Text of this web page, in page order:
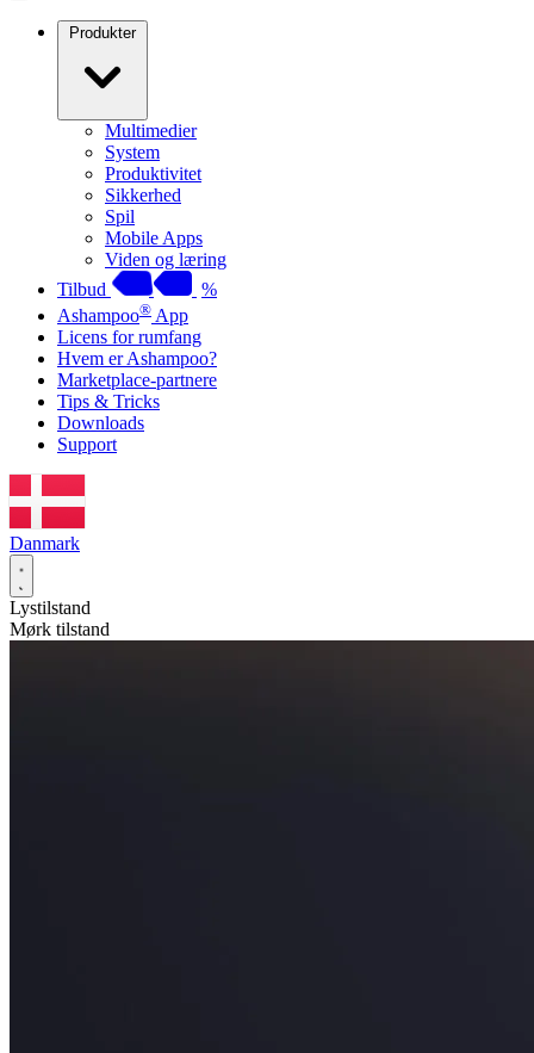
Produkter
Multimedier
System
Produktivitet
Sikkerhed
Spil
Mobile Apps
Viden og læring
Tilbud
%
Ashampoo® App
Licens for rumfang
Hvem er Ashampoo?
Marketplace-partnere
Tips & Tricks
Downloads
Support
Danmark
Lystilstand
Mørk tilstand